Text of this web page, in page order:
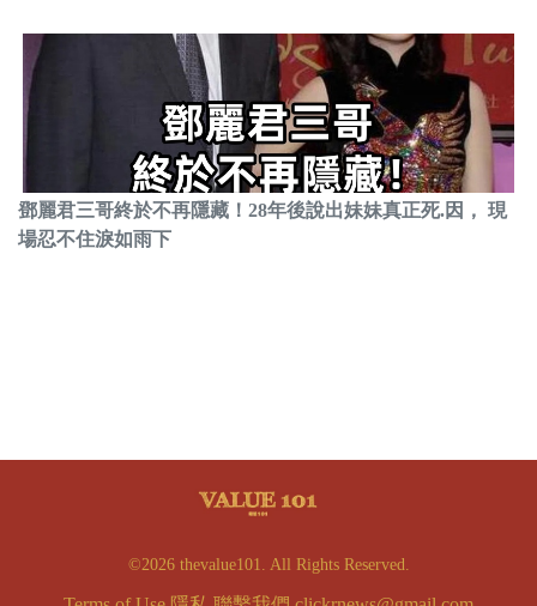
鄧麗君三哥終於不再隱藏！28年後說出妹妹真正死.因， 現
場忍不住淚如雨下
©2026 thevalue101. All Rights Reserved.